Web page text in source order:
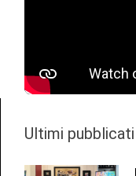
Ultimi pubblicati